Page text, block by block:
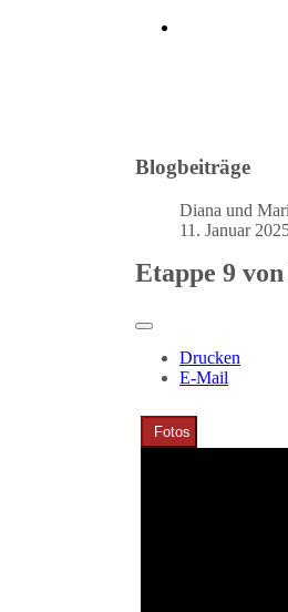
Blogbeiträge
Diana und
11. Januar
Etappe 9
Drucken
E-Mail
Fotos